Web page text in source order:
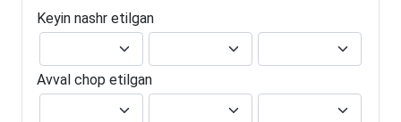
Keyin nashr etilgan
Avval chop etilgan